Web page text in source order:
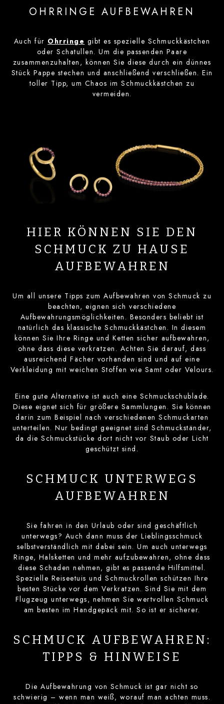
OHRRINGE AUFBEWAHREN
Auch für Ohrringe gibt es spezielle Schmuckkästchen
oder Schatullen. Um die passenden Paare
zusammenzuhalten, können Sie diese durch ein dünnes
Stück Pappe stechen und anschließend verschließen. Ein
toller Tipp, um Chaos im Schmuckkästchen zu
vermeiden.
HIER KÖNNEN SIE DEN
SCHMUCK ZU HAUSE
AUFBEWAHREN
Um all unsere Tipps zum Aufbewahren von Schmuck zu
beachten, eignen sich verschiedene
Aufbewahrungsmöglichkeiten. Besonders beliebt ist
natürlich das klassische Schmuckkästchen. In diesem
können Sie Ihre Ringe und Ketten sicher aufbewahren,
ohne dass diese verkratzen. Achten Sie darauf, dass
ausreichend Fächer vorhanden sind und auf eine
Verkleidung mit weichen Stoffen wie Samt oder Velours.
Eine gute Alternative ist auch eine Schmuckschublade.
Diese eignet sich für größere Sammlungen. Sie können
darin zum Beispiel nach verschiedenen Schmuckarten
unterteilen. Nur bedingt geeignet sind Schmuckständer,
da die Schmuckstücke dort nicht vor Staub oder Licht
geschützt sind.
SCHMUCK UNTERWEGS
AUFBEWAHREN
Sie fahren in den Urlaub oder sind geschäftlich
unterwegs? Auch dann muss der Lieblingsschmuck
selbstverständlich mit dabei sein. Um auch unterwegs
Ringe, Halsketten und mehr aufzubewahren, ohne dass
diese Schaden nehmen, gibt es passende Hilfsmittel.
Spezielle Reiseetuis und Schmuckrollen schützen Ihre
besten Stücke vor dem Verkratzen. Sind Sie mit dem
Flugzeug unterwegs, nehmen Sie wertvollen Schmuck
am besten im Handgepäck mit. So ist er sicherer.
SCHMUCK AUFBEWAHREN:
TIPPS & HINWEISE
Die Aufbewahrung von Schmuck ist gar nicht so
schwierig – wenn man weiß, worauf man achten muss.